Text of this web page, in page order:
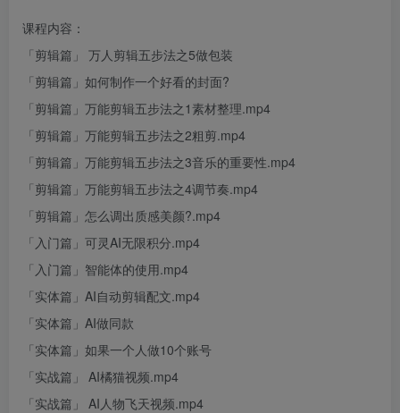
课程内容：
「剪辑篇」 万人剪辑五步法之5做包装
「剪辑篇」如何制作一个好看的封面?
「剪辑篇」万能剪辑五步法之1素材整理.mp4
「剪辑篇」万能剪辑五步法之2粗剪.mp4
「剪辑篇」万能剪辑五步法之3音乐的重要性.mp4
「剪辑篇」万能剪辑五步法之4调节奏.mp4
「剪辑篇」怎么调出质感美颜?.mp4
「入门篇」可灵AI无限积分.mp4
「入门篇」智能体的使用.mp4
「实体篇」AI自动剪辑配文.mp4
「实体篇」AI做同款
「实体篇」如果一个人做10个账号
「实战篇」 AI橘猫视频.mp4
「实战篇」 AI人物飞天视频.mp4